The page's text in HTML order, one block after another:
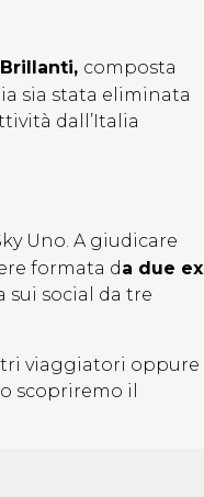
Brillanti, composta
sia stata eliminata
dall’Italia
Uno. A giudicare
formata da due ex
sui social da tre
viaggiatori oppure
scopriremo il